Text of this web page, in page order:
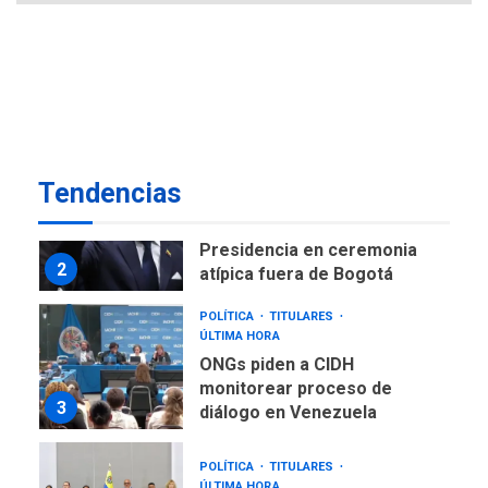
Tendencias
2
Presidencia en ceremonia
atípica fuera de Bogotá
3
POLÍTICA
TITULARES
ÚLTIMA HORA
ONGs piden a CIDH
monitorear proceso de
diálogo en Venezuela
POLÍTICA
TITULARES